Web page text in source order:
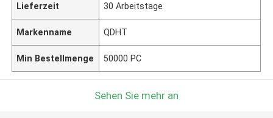
Lieferzeit 30 Arbeitstage
Markenname QDHT
Min Bestellmenge 50000 PC
Sehen Sie mehr an